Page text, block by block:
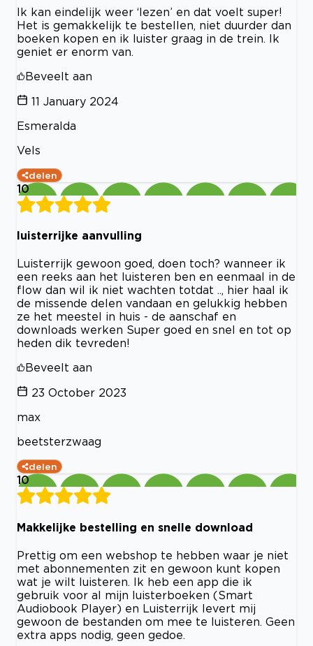
Ik kan eindelijk weer ‘lezen’ en dat voelt super!
Het is gemakkelijk te bestellen, niet duurder dan
boeken kopen en ik luister graag in de trein. Ik
geniet er enorm van.
Beveelt aan
11 January 2024
Esmeralda
Vels
delen
10
luisterrijke aanvulling
Luisterrijk gewoon goed, doen toch? wanneer ik
een reeks aan het luisteren ben en eenmaal in de
flow dan wil ik niet wachten totdat .., hier haal ik
de missende delen vandaan en gelukkig hebben
ze het meestel in huis - de aanschaf en
downloads werken Super goed en snel en tot op
heden dik tevreden!
Beveelt aan
23 October 2023
max
beetsterzwaag
delen
10
Makkelijke bestelling en snelle download
Prettig om een webshop te hebben waar je niet
met abonnementen zit en gewoon kunt kopen
wat je wilt luisteren. Ik heb een app die ik
gebruik voor al mijn luisterboeken (Smart
Audiobook Player) en Luisterrijk levert mij
gewoon de bestanden om mee te luisteren. Geen
extra apps nodig, geen gedoe.